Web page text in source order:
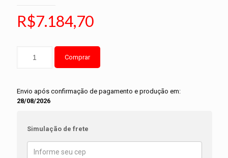
R$7.184,70
Comprar
Envio após confirmação de pagamento e produção em:
28/08/2026
Simulação de frete